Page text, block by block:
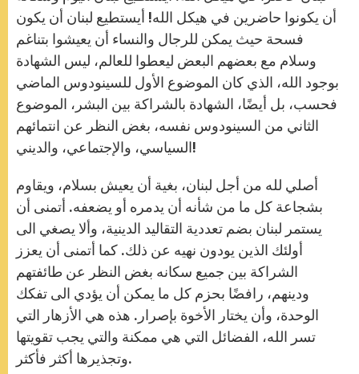
أن يكونوا حاضرين في هيكل الله! أيستطيع لبنان أن يكون
فسحة حيث يمكن للرجال والنساء أن يعيشوا بتناغم
وسلام مع بعضهم البعض ليعطوا للعالم، ليس الشهادة
بوجود الله، الذي كان الموضوع الأول للسينودوس الماضي
فحسب، بل أيضًا، الشهادة بالشراكة بين البشر، الموضوع
الثاني من السينودوس نفسه، بغض النظر عن انتمائهم
السياسي، والإجتماعي، والديني!
أصلي لله من أجل لبنان، بغية أن يعيش بسلام، ويقاوم
بشجاعة كل ما من شأنه أن يدمره أو يضعفه. أتمنى أن
يستمر لبنان بضم تعددية التقاليد الدينية، وألا يصغي الى
أولئك الذين يودون نهيه عن ذلك. كما أتمنى أن يعزز
الشراكة بين جميع سكانه بغض النظر عن طائفتهم
ودينهم، رافضًا بحزم كل ما يمكن أن يؤدي الى تفكك
الوحدة، وأن يختار الأخوة بإصرار. هذه هي الأزهار التي
تسر الله، الفضائل التي هي ممكنة والتي يجب تقويتها
وتجذيرها أكثر فأكثر.